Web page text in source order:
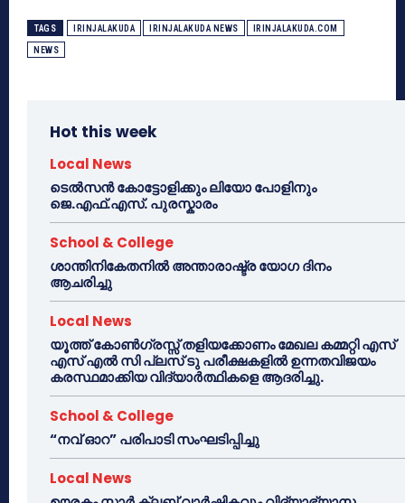
TAGS IRINJALAKUDA IRINJALAKUDA NEWS IRINJALAKUDA.COM
NEWS
Hot this week
Local News
ടെൽസൻ കോട്ടോളിക്കും ലിയോ പോളിനും
ജെ.എഫ്.എസ്. പുരസ്കാരം
School & College
ശാന്തിനികേതനിൽ അന്താരാഷ്ട്ര യോഗ ദിനം
ആചരിച്ചു
Local News
യൂത്ത് കോൺഗ്രസ്സ് തളിയക്കോണം മേഖല കമ്മറ്റി എസ്
എസ് എൽ സി പ്ലസ് ടു പരീക്ഷകളിൽ ഉന്നതവിജയം
കരസ്ഥമാക്കിയ വിദ്യാർത്ഥികളെ ആദരിച്ചു.
School & College
“നവ് ഓറ” പരിപാടി സംഘടിപ്പിച്ചു
Local News